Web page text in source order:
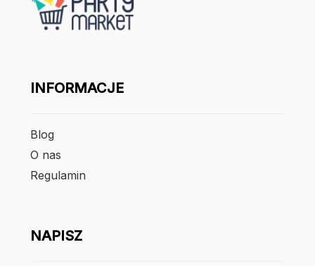
INFORMACJE
Blog
O nas
Regulamin
NAPISZ